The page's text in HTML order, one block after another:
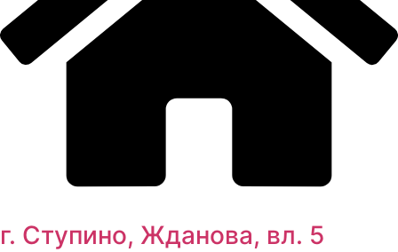
г. Ступино, Жданова, вл. 5